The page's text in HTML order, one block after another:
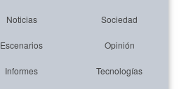
Noticias Sociedad
Escenarios Opinión
Informes Tecnologías